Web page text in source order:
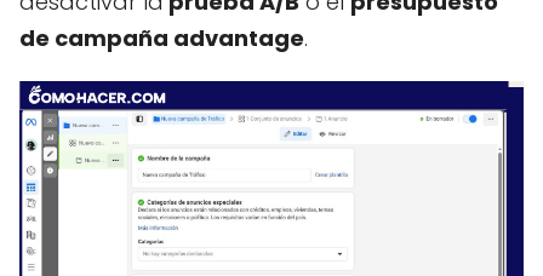
de campaña advantage.